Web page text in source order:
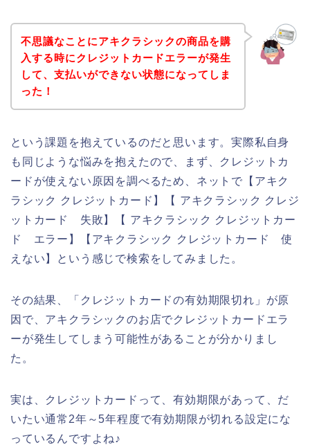
不思議なことにアキクラシックの商品を購
入する時にクレジットカードエラーが発生
して、支払いができない状態になってしま
った！
という課題を抱えているのだと思います。実際私自身
も同じような悩みを抱えたので、まず、クレジットカ
ードが使えない原因を調べるため、ネットで【アキク
ラシック クレジットカード】【 アキクラシック クレジ
ットカード 失敗】【 アキクラシック クレジットカー
ド エラー】【アキクラシック クレジットカード 使
えない】という感じで検索をしてみました。
その結果、「クレジットカードの有効期限切れ」が原
因で、アキクラシックのお店でクレジットカードエラ
ーが発生してしまう可能性があることが分かりまし
た。
実は、クレジットカードって、有効期限があって、だ
いたい通常2年～5年程度で有効期限が切れる設定にな
っているんですよね♪